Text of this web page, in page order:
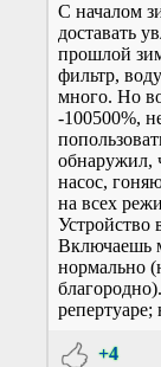
С началом
доставать
прошлой
фильтр,
много. Но
-100500%,
обнаружил,
насос,
на всех
Устройство
Включаешь
нормально
репертуаре;
+4